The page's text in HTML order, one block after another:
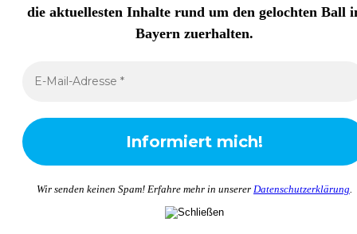
die aktuellesten Inhalte rund um den gelochten Ball
Bayern zuerhalten.
Wir senden keinen Spam! Erfahre mehr in unserer Datenschutzerklärung.